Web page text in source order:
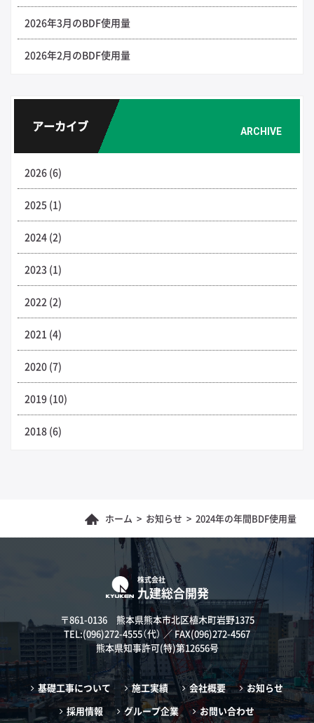
2026年3月のBDF使用量
2026年2月のBDF使用量
アーカイブ ARCHIVE
2026 (6)
2025 (1)
2024 (2)
2023 (1)
2022 (2)
2021 (4)
2020 (7)
2019 (10)
2018 (6)
ホーム > お知らせ > 2024年の年間BDF使用量
株式会社
九建総合開発
〒861-0136 熊本県熊本市北区植木町岩野1375
TEL:(096)272-4555（代） ／ FAX(096)272-4567
熊本県知事許可(特)第12656号
基礎工事について 施工実績 会社概要
お知らせ
採用情報
グループ企業 お問い合わせ